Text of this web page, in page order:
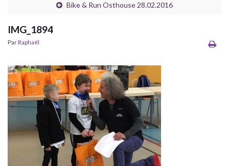
Bike & Run Osthouse 28.02.2016
IMG_1894
ParRaphaël